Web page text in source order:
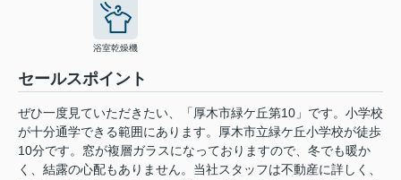
浴室乾燥機
セールスポイント
ぜひ一度見ていただきたい、「厚木市緑ケ丘第10」です。小学校
が十分通学できる範囲にあります。厚木市立緑ケ丘小学校が徒歩
10分です。窓が複層ガラスになっておりますので、冬でも暖か
く、結露の心配もありません。当社スタッフは不動産に詳しく、